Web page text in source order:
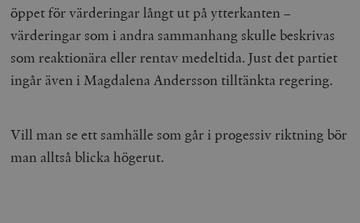
öppet för värderingar långt ut på ytterkanten –
värderingar som i andra sammanhang skulle beskrivas
som reaktionära eller rentav medeltida. Just det partiet
ingår även i Magdalena Andersson tilltänkta regering.
Vill man se ett samhälle som går i progessiv riktning bör
man alltså blicka högerut.